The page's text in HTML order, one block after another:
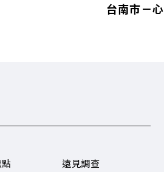
台南市－
遠見調查